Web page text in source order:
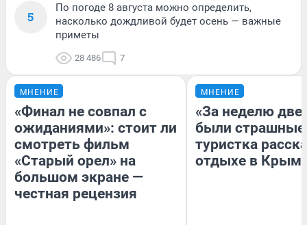
5
По погоде 8 августа можно определить,
насколько дождливой будет осень — важные
приметы
28 486 7
МНЕНИЕ
«Финал не совпал с
ожиданиями»: стоит ли
смотреть фильм
«Старый орел» на
большом экране —
честная рецензия
МНЕНИЕ
«За неделю две
были
туристка
отдыхе в